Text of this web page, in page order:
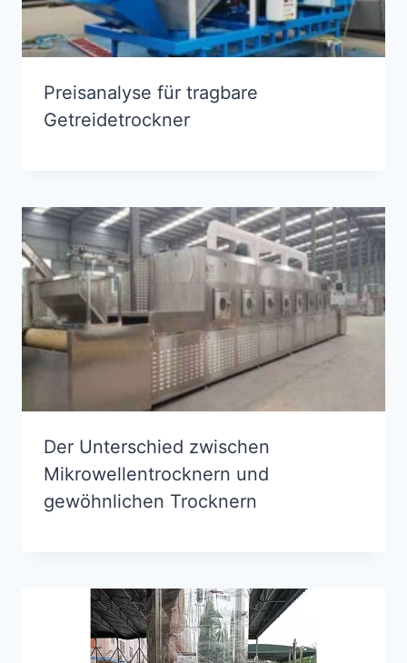
Preisanalyse für tragbare
Getreidetrockner
Der Unterschied zwischen
Mikrowellentrocknern und
gewöhnlichen Trocknern